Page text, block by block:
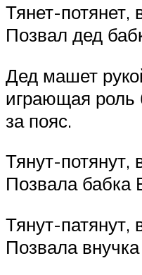
Тянет-потянет,
Позвал дед
Дед машет
играющая роль
за пояс.
Тянут-потянут,
Позвала бабка
Тянут-патянут,
Позвала